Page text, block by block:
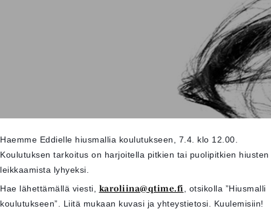
Haemme Eddielle hiusmallia koulutukseen, 7.4. klo 12.00.
Koulutuksen tarkoitus on harjoitella pitkien tai puolipitkien hiusten
leikkaamista lyhyeksi.
Hae lähettämällä viesti, karoliina@qtime.fi , otsikolla ”Hiusmalli
koulutukseen”. Liitä mukaan kuvasi ja yhteystietosi. Kuulemisiin!